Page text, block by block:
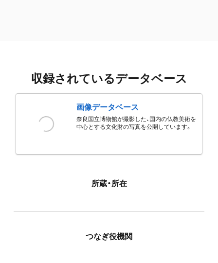
収録されているデータベース
画像データベース
奈良国立博物館が撮影した、国内の仏教美術を
中心とする文化財の写真を公開しています。
所蔵・所在
つなぎ役機関